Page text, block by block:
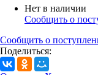
Нет в наличии
Сообщить о
Сообщить о
Поделиться: